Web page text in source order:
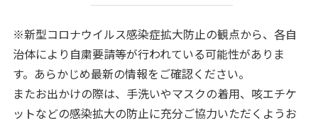
※新型コロナウイルス感染症拡大防止の観点から、各自
治体により自粛要請等が行われている可能性がありま
す。あらかじめ最新の情報をご確認ください。
またお出かけの際は、手洗いやマスクの着用、咳エチケ
ットなどの感染拡大の防止に充分ご協力いただくようお